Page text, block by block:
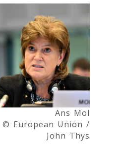
Ans Mol
© European Union /
John Thys